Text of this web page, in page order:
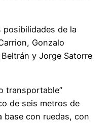
posibilidades de la
Gonzalo
y Jorge Satorre
transportable”
de seis metros de
base con ruedas, con